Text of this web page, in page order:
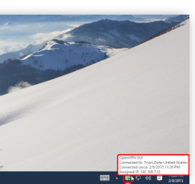
Trust.Zone-United-States-